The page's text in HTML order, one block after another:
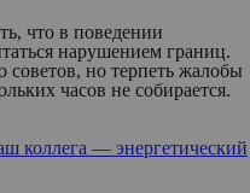
что в поведении
нарушением границ.
советов, но терпеть жалобы
часов не собирается.
коллега — энергетический